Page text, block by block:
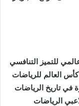
للتميز التنافسي
العالم للرياضات
في تاريخ الرياضات
الرياضات